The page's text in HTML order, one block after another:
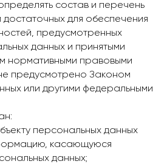
состав и перечень
для обеспечения
предусмотренных
данных и принятыми
нормативными правовыми
предусмотрено Законом
или другими федеральными
персональных данных
касающуюся
данных;